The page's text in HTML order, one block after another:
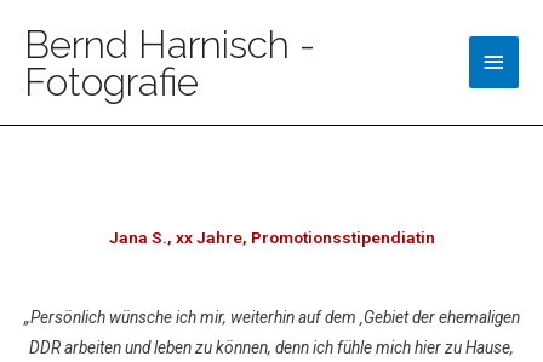
Bernd Harnisch -
Fotografie
Jana S., xx Jahre, Promotionsstipendiatin
„Persönlich wünsche ich mir, weiterhin auf dem ‚Gebiet der ehemaligen
DDR arbeiten und leben zu können, denn ich fühle mich hier zu Hause,